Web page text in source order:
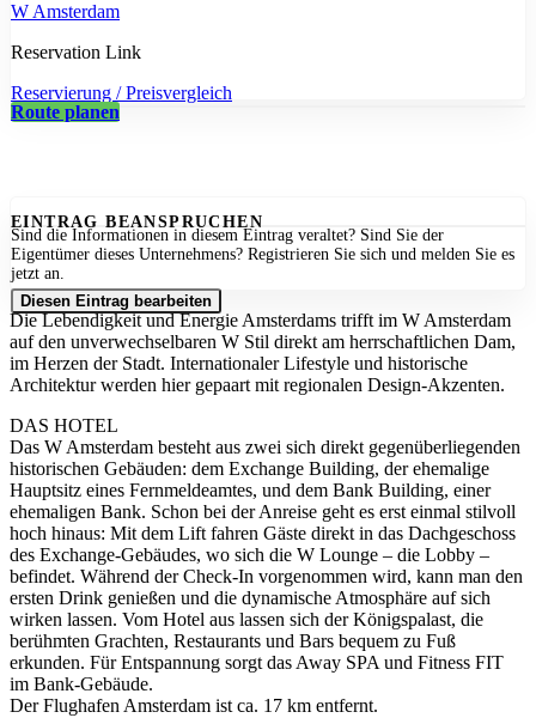
W Amsterdam
Reservation Link
Reservierung / Preisvergleich
Route planen
EINTRAG BEANSPRUCHEN
Sind die Informationen in diesem Eintrag veraltet? Sind Sie der
Eigentümer dieses Unternehmens? Registrieren Sie sich und melden Sie es
jetzt an.
Diesen Eintrag bearbeiten
Die Lebendigkeit und Energie Amsterdams trifft im W Amsterdam
auf den unverwechselbaren W Stil direkt am herrschaftlichen Dam,
im Herzen der Stadt. Internationaler Lifestyle und historische
Architektur werden hier gepaart mit regionalen Design-Akzenten.
DAS HOTEL
Das W Amsterdam besteht aus zwei sich direkt gegenüberliegenden
historischen Gebäuden: dem Exchange Building, der ehemalige
Hauptsitz eines Fernmeldeamtes, und dem Bank Building, einer
ehemaligen Bank. Schon bei der Anreise geht es erst einmal stilvoll
hoch hinaus: Mit dem Lift fahren Gäste direkt in das Dachgeschoss
des Exchange-Gebäudes, wo sich die W Lounge – die Lobby –
befindet. Während der Check-In vorgenommen wird, kann man den
ersten Drink genießen und die dynamische Atmosphäre auf sich
wirken lassen. Vom Hotel aus lassen sich der Königspalast, die
berühmten Grachten, Restaurants und Bars bequem zu Fuß
erkunden. Für Entspannung sorgt das Away SPA und Fitness FIT
im Bank-Gebäude.
Der Flughafen Amsterdam ist ca. 17 km entfernt.